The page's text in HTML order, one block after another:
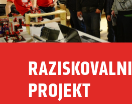
RAZISKOVALNI
PROJEKT